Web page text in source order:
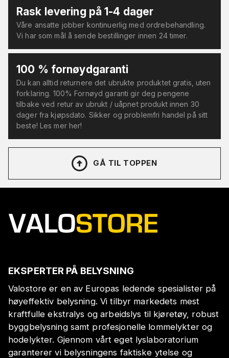
Rask levering på 1-4 dager
Våre ansatte jobber kontinuerlig med ordrebehandling.
Vi har som mål å sende bestillinger innen 24 timer.
100 % fornøydgaranti
Du kan alltid returnere det ubrukte produktet gratis, uten
forklaring. 100% Fornøyd garanti gir deg pengene
tilbake ved retur av ubrukt / uåpnet produkt innen 30
dager fra kjøpsdato. Sikker og problemfri handel på sitt
beste! Les mer her!
GÅ TIL TOPPEN
EKSPERTER PÅ BELYSNING
Valostore er en av Europas ledende spesialister på
høyeffektiv belysning. Vi tilbyr markedets mest
kraftfulle ekstralys og arbeidslys til kjøretøy, robust
byggbelysning samt profesjonelle lommelykter og
hodelykter. Gjennom vårt eget lyslaboratorium
garanterer vi belysningens faktiske ytelse og